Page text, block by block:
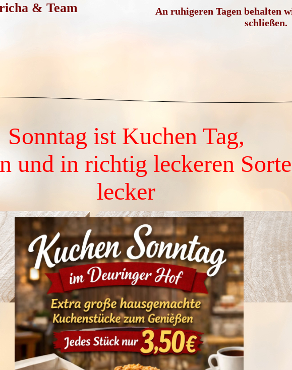
& Team
An ruhigeren Tagen behalten
schließen.
Sonntag ist Kuchen Tag,
und in richtig leckeren
lecker